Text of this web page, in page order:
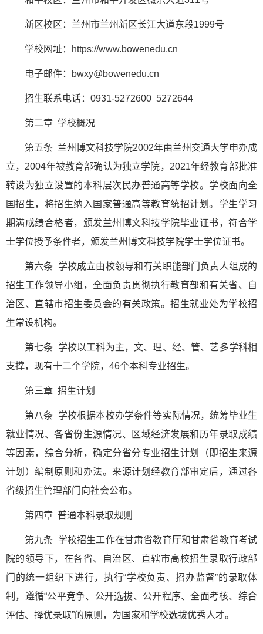
新区校区：兰州市兰州新区长江大道东段1999号
学校网址：https://www.bowenedu.cn
电子邮件：bwxy@bowenedu.cn
招生联系电话：0931-5272600 5272644
第二章 学校概况
第五条 兰州博文科技学院2002年由兰州交通大学申办成
立，2004年被教育部确认为独立学院，2021年经教育部批准
转设为独立设置的本科层次民办普通高等学校。学校面向全
国招生，将招生纳入国家普通高等教育统招计划。学生学习
期满成绩合格者，颁发兰州博文科技学院毕业证书，符合学
士学位授予条件者，颁发兰州博文科技学院学士学位证书。
第六条 学校成立由校领导和有关职能部门负责人组成的
招生工作领导小组，全面负责贯彻执行教育部和有关省、自
治区、直辖市招生委员会的有关政策。招生就业处为学校招
生常设机构。
第七条 学校以工科为主，文、理、经、管、艺多学科相
支撑，现有十二个学院，46个本科专业招生。
第三章 招生计划
第八条 学校根据本校办学条件等实际情况，统筹毕业生
就业情况、各省份生源情况、区域经济发展和历年录取成绩
等因素，综合分析，确定分省分专业招生计划（即招生来源
计划）编制原则和办法。来源计划经教育部审定后，通过各
省级招生管理部门向社会公布。
第四章 普通本科录取规则
第九条 学校招生工作在甘肃省教育厅和甘肃省教育考试
院的领导下，在各省、自治区、直辖市高校招生录取行政部
门的统一组织下进行，执行“学校负责、招办监督”的录取体
制，遵循“公平竞争、公开选拔、公开程序、全面考核、综合
评估、择优录取”的原则，为国家和学校选拔优秀人才。